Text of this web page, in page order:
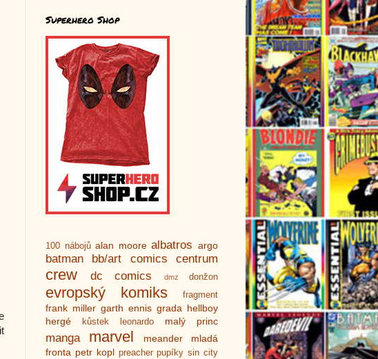
Superhero Shop
100 nábojů alan moore albatros argo
batman bb/art comics centrum
crew dc comics dmz donžon
evropský komiks fragment
frank miller garth ennis grada hellboy
hergé
kůstek leonardo malý princ
manga marvel meander
mladá
fronta petr kopl preacher pupíky sin city